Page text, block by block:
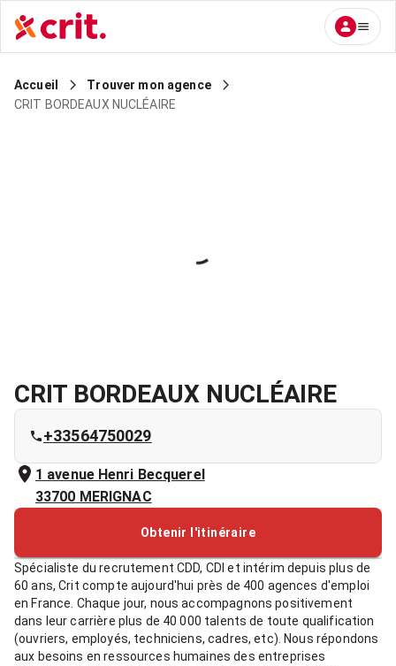
Accueil
Trouver mon agence
CRIT BORDEAUX NUCLÉAIRE
CRIT BORDEAUX NUCLÉAIRE
+33564750029
1 avenue Henri Becquerel
33700 MERIGNAC
Obtenir l'itinéraire
Spécialiste du recrutement CDD, CDI et intérim depuis plus de
60 ans, Crit compte aujourd'hui près de 400 agences d'emploi
en France. Chaque jour, nous accompagnons positivement
dans leur carrière plus de 40 000 talents de toute qualification
(ouvriers, employés, techniciens, cadres, etc). Nous répondons
aux besoins en ressources humaines des entreprises